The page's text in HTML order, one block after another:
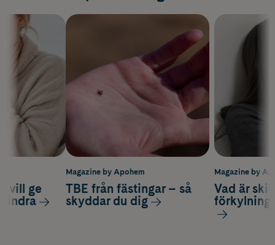
Magazine by
Vad är
förkylning
vill ge
lindra
Magazine by Apohem
TBE från fästingar – så
skyddar du dig